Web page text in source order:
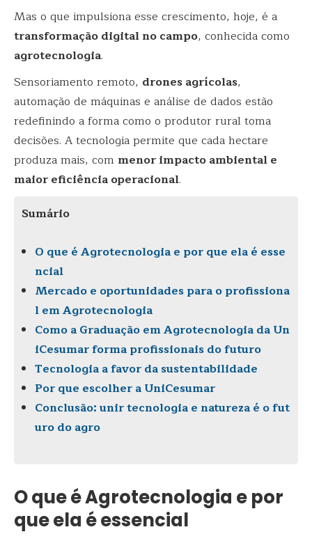
Mas o que impulsiona esse crescimento, hoje, é a
transformação digital no campo, conhecida como
agrotecnologia.
Sensoriamento remoto, drones agrícolas,
automação de máquinas e análise de dados estão
redefinindo a forma como o produtor rural toma
decisões. A tecnologia permite que cada hectare
produza mais, com menor impacto ambiental e
maior eficiência operacional.
Sumário
O que é Agrotecnologia e por que ela é esse
ncial
Mercado e oportunidades para o profissiona
l em Agrotecnologia
Como a Graduação em Agrotecnologia da Un
iCesumar forma profissionais do futuro
Tecnologia a favor da sustentabilidade
Por que escolher a UniCesumar
Conclusão: unir tecnologia e natureza é o fut
uro do agro
O que é Agrotecnologia e por
que ela é essencial